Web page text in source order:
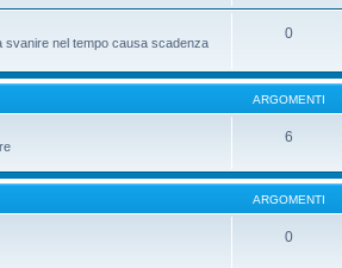
svanire nel tempo causa scadenza
0
ARGOMENTI
6
ARGOMENTI
0